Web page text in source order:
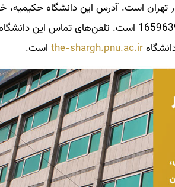
تهران است. آدرس این دانشگاه حکیمیه،
the-shargh.pnu.ac.irاست.